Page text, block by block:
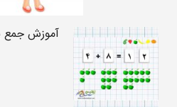
آموزش جمع